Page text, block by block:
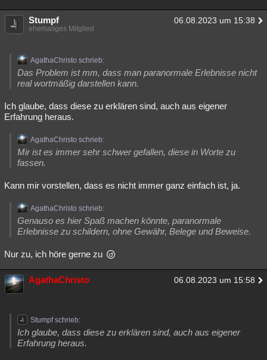
Stumpf 06.08.2023 um 15:38
ehemaliges Mitglied
AgathaChristo schrieb:
Das Problem ist mm, dass man paranormale Erlebnisse nicht
real wortmäßig darstellen kann.
Ich glaube, dass diese zu erklären sind, auch aus eigener
Erfahrung heraus.
AgathaChristo schrieb:
Mir ist es immer sehr schwer gefallen, diese in Worte zu
fassen.
Kann mir vorstellen, dass es nicht immer ganz einfach ist, ja.
AgathaChristo schrieb:
Genauso es hier Spaß machen könnte, paranormale
Erlebnisse zu schildern, ohne Gewähr, Belege und Beweise.
Nur zu, ich höre gerne zu
AgathaChristo 06.08.2023 um 15:58
Stumpf schrieb:
Ich glaube, dass diese zu erklären sind, auch aus eigener
Erfahrung heraus.